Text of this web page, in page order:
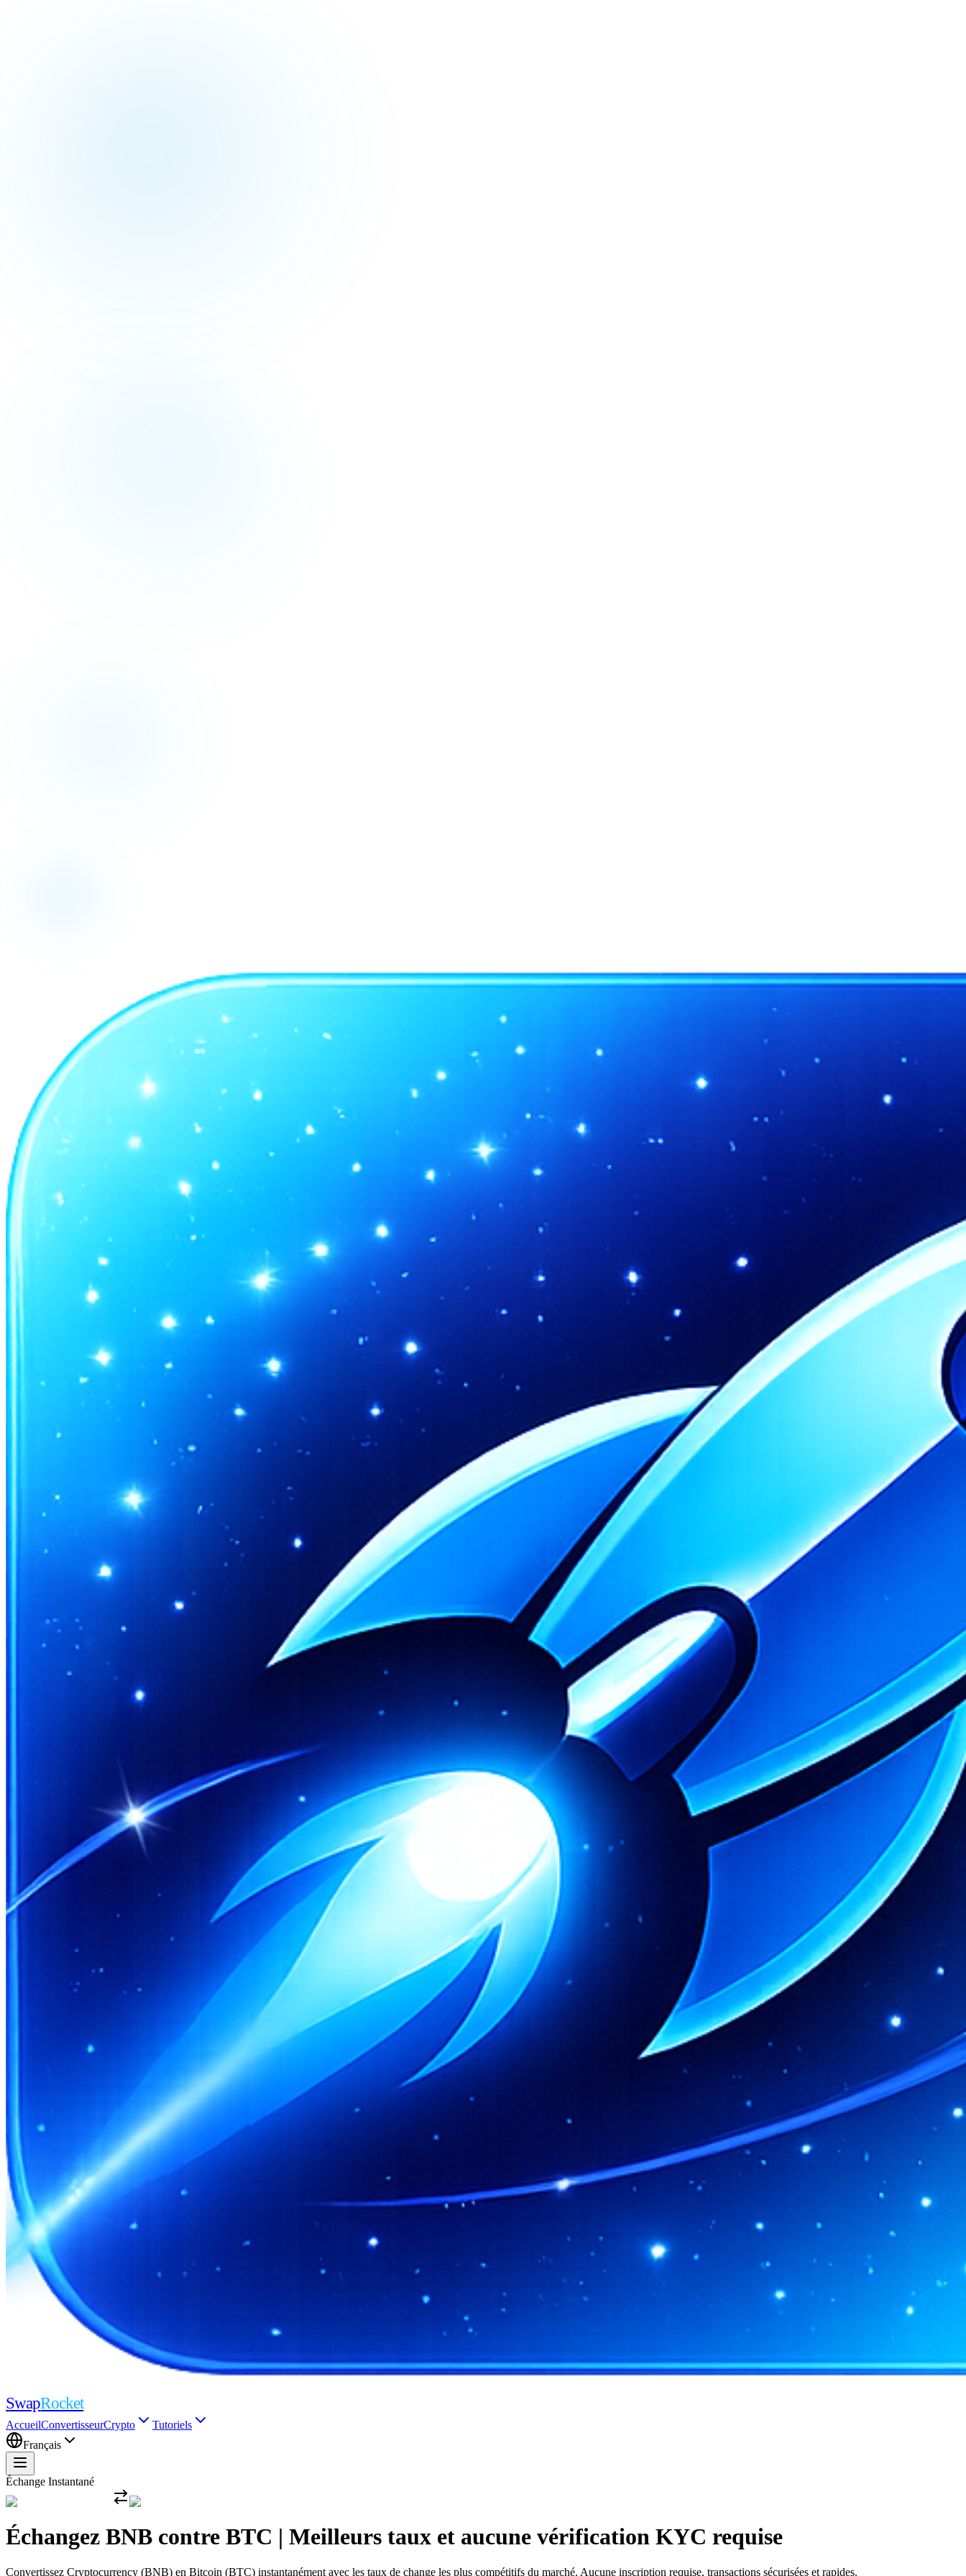
SwapRocket
AccueilConvertisseurCrypto
Tutoriels
Français
Échange Instantané
Échangez BNB contre BTC | Meilleurs taux et aucune vérification KYC requise
Convertissez Cryptocurrency (BNB) en Bitcoin (BTC) instantanément avec les taux de change les plus compétitifs du marché. Aucune inscription requise, transactions sécurisées et rapides.